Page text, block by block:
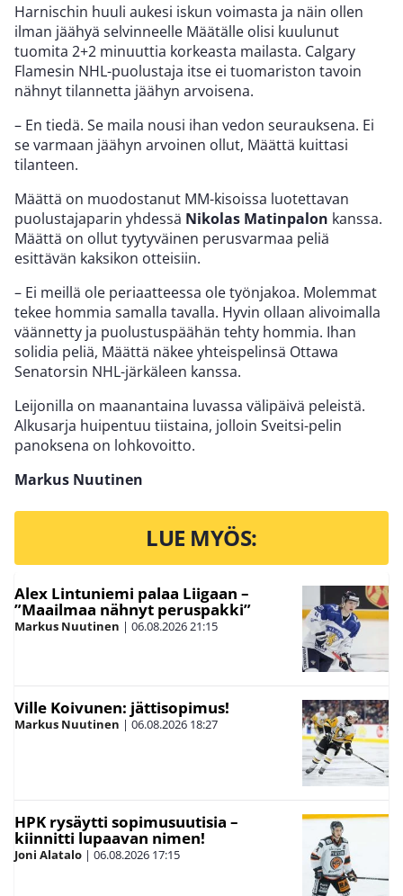
Harnischin huuli aukesi iskun voimasta ja näin ollen
ilman jäähyä selvinneelle Määtälle olisi kuulunut
tuomita 2+2 minuuttia korkeasta mailasta. Calgary
Flamesin NHL-puolustaja itse ei tuomariston tavoin
nähnyt tilannetta jäähyn arvoisena.
– En tiedä. Se maila nousi ihan vedon seurauksena. Ei
se varmaan jäähyn arvoinen ollut, Määttä kuittasi
tilanteen.
Määttä on muodostanut MM-kisoissa luotettavan
puolustajaparin yhdessä Nikolas Matinpalon kanssa.
Määttä on ollut tyytyväinen perusvarmaa peliä
esittävän kaksikon otteisiin.
– Ei meillä ole periaatteessa ole työnjakoa. Molemmat
tekee hommia samalla tavalla. Hyvin ollaan alivoimalla
väännetty ja puolustuspäähän tehty hommia. Ihan
solidia peliä, Määttä näkee yhteispelinsä Ottawa
Senatorsin NHL-järkäleen kanssa.
Leijonilla on maanantaina luvassa välipäivä peleistä.
Alkusarja huipentuu tiistaina, jolloin Sveitsi-pelin
panoksena on lohkovoitto.
Markus Nuutinen
LUE MYÖS:
Alex Lintuniemi palaa Liigaan –
”Maailmaa nähnyt peruspakki”
Markus Nuutinen | 06.08.202621:15
Ville Koivunen: jättisopimus!
Markus Nuutinen | 06.08.2026 18:27
HPK rysäytti sopimusuutisia –
kiinnitti lupaavan nimen!
Joni Alatalo | 06.08.2026 17:15